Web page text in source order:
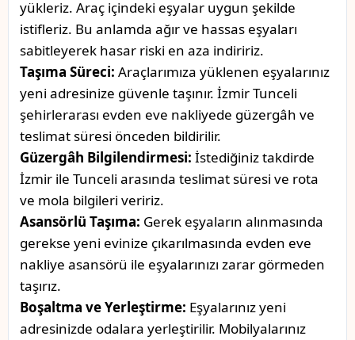
yükleriz. Araç içindeki eşyalar uygun şekilde
istifleriz. Bu anlamda ağır ve hassas eşyaları
sabitleyerek hasar riski en aza indiririz.
Taşıma Süreci: Araçlarımıza yüklenen eşyalarınız
yeni adresinize güvenle taşınır. İzmir Tunceli
şehirlerarası evden eve nakliyede güzergâh ve
teslimat süresi önceden bildirilir.
Güzergâh Bilgilendirmesi: İstediğiniz takdirde
İzmir ile Tunceli arasında teslimat süresi ve rota
ve mola bilgileri veririz.
Asansörlü Taşıma: Gerek eşyaların alınmasında
gerekse yeni evinize çıkarılmasında evden eve
nakliye asansörü ile eşyalarınızı zarar görmeden
taşırız.
Boşaltma ve Yerleştirme: Eşyalarınız yeni
adresinizde odalara yerleştirilir. Mobilyalarınız